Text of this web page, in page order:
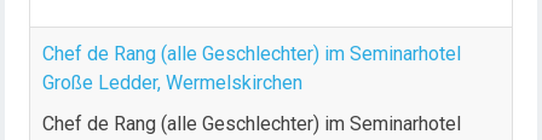
Chef de Rang (alle Geschlechter) im Seminarhotel
Große Ledder, Wermelskirchen
Chef de Rang (alle Geschlechter) im Seminarhotel